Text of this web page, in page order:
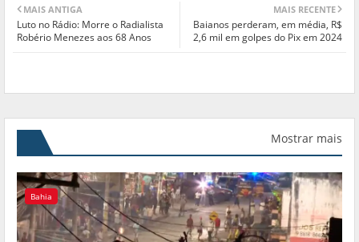
MAIS RECENTE
Baianos perderam, em média, R$
2,6 mil em golpes do Pix em 2024
MAIS ANTIGA
Luto no Rádio: Morre o Radialista
Robério Menezes aos 68 Anos
Mostrar mais
Bahia